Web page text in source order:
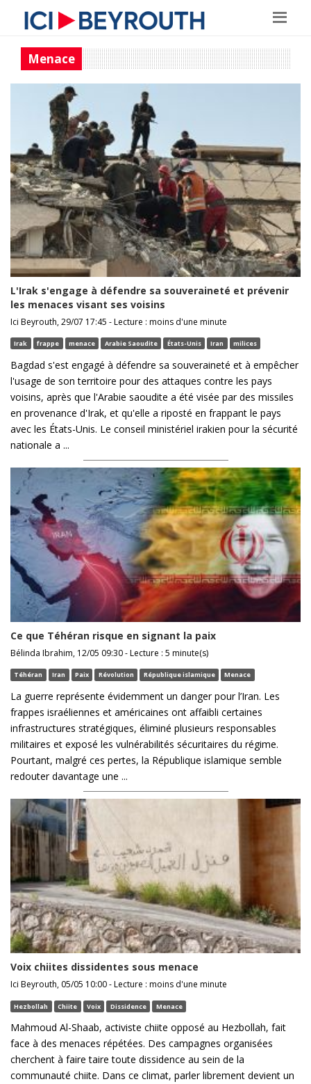
Menace
L'Irak s'engage à défendre sa souveraineté et prévenir
les menaces visant ses voisins
Ici Beyrouth, 29/07 17:45 - Lecture : moins d'une minute
Irak frappe menace Arabie Saoudite États-Unis Iran milices
Bagdad s'est engagé à défendre sa souveraineté et à empêcher
l'usage de son territoire pour des attaques contre les pays
voisins, après que l'Arabie saoudite a été visée par des missiles
en provenance d'Irak, et qu'elle a riposté en frappant le pays
avec les États-Unis. Le conseil ministériel irakien pour la sécurité
nationale a ...
Ce que Téhéran risque en signant la paix
Bélinda Ibrahim, 12/05 09:30 - Lecture : 5 minute(s)
Téhéran Iran Paix Révolution République islamique Menace
La guerre représente évidemment un danger pour l’Iran. Les
frappes israéliennes et américaines ont affaibli certaines
infrastructures stratégiques, éliminé plusieurs responsables
militaires et exposé les vulnérabilités sécuritaires du régime.
Pourtant, malgré ces pertes, la République islamique semble
redouter davantage une ...
Voix chiites dissidentes sous menace
Ici Beyrouth, 05/05 10:00 - Lecture : moins d'une minute
Hezbollah Chiite Voix Dissidence Menace
Mahmoud Al-Shaab, activiste chiite opposé au Hezbollah, fait
face à des menaces répétées. Des campagnes organisées
cherchent à faire taire toute dissidence au sein de la
communauté chiite. Dans ce climat, parler librement devient un